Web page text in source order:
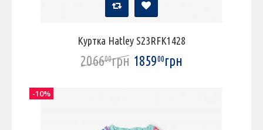
Куртка Hatley S23RFK1428
206600грн 185900грн
-10%